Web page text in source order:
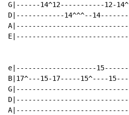
G|------14^12-----------12-
D|------------14^^^--
e|--------------------
B|17^---15-17-----15^----